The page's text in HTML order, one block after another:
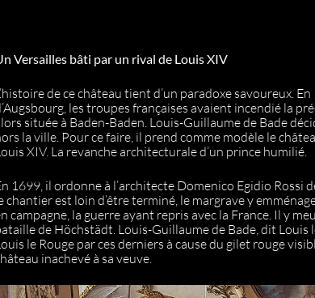
Versailles bâti par un rival de Louis XIV
de ce château tient d’un paradoxe savoureux.
les troupes françaises avaient incendié la
située à Baden-Baden. Louis-Guillaume de Bade
la ville. Pour ce faire, il prend comme modèle le
XIV. La revanche architecturale d’un prince humilié.
1699, il ordonne à l’architecte Domenico Egidio
chantier est loin d’être terminé, le margrave y
campagne, la guerre ayant repris avec la France. Il y
de Höchstädt. Louis-Guillaume de Bade, dit
le Rouge par ces derniers à cause du gilet rouge
inachevé à sa veuve.